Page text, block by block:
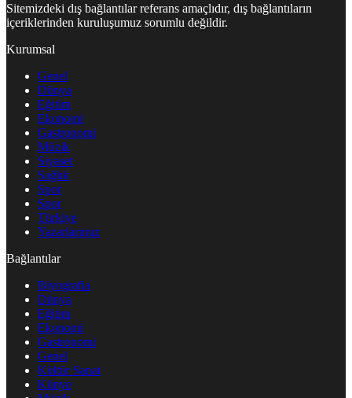
Sitemizdeki dış bağlantılar referans amaçlıdır, dış bağlantıların
içeriklerinden kuruluşumuz sorumlu değildir.
Kurumsal
Genel
Dünya
Eğitim
Ekonomi
Gastronomi
Müzik
Siyaset
Sağlık
Spor
Spor
Türkiye
Yazarlarımız
Bağlantılar
Biyografia
Dünya
Eğitim
Ekonomi
Gastronomi
Genel
Kültür Sanat
Künye